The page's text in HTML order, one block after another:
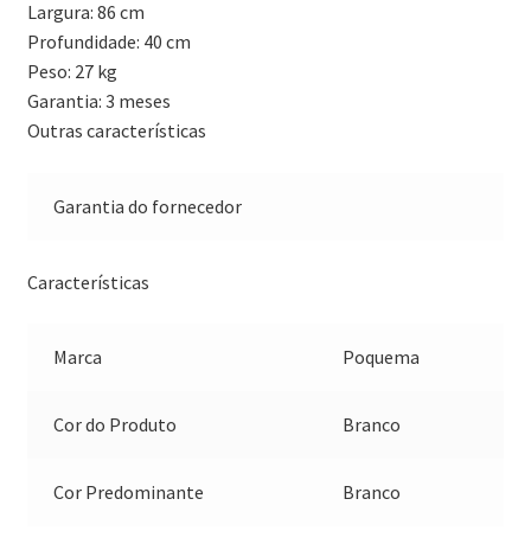
Largura: 86 cm
Profundidade: 40 cm
Peso: 27 kg
Garantia: 3 meses
Outras características
Garantia do fornecedor
Características
Marca Poquema
Cor do Produto Branco
Cor Predominante Branco